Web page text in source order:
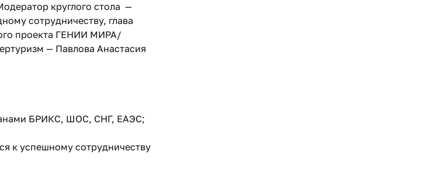
круглого стола —
сотрудничеству, глава
проекта ГЕНИИ МИРА/
— Павлова Анастасия
БРИКС, ШОС, СНГ, ЕАЭС;
к успешному сотрудничеству